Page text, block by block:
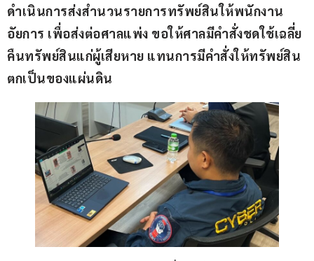
ดำเนินการส่งสำนวนรายการทรัพย์สินให้พนักงาน
อัยการ เพื่อส่งต่อศาลแพ่ง ขอให้ศาลมีคำสั่งชดใช้เฉลี่ย
คืนทรัพย์สินแก่ผู้เสียหาย แทนการมีคำสั่งให้ทรัพย์สิน
ตกเป็นของแผ่นดิน